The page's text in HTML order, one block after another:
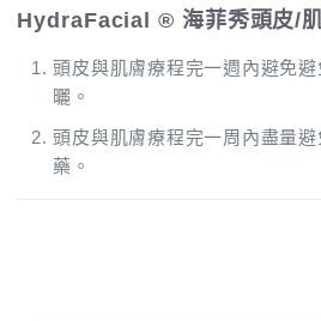
HydraFacial ® 海菲秀頭皮/
頭皮與肌膚療程完一週內避免
曬。
頭皮與肌膚療程完一周內盡量
藥。